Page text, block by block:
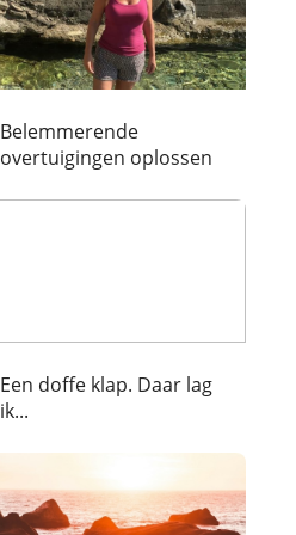
Belemmerende
overtuigingen oplossen
Een doffe klap. Daar lag
ik...